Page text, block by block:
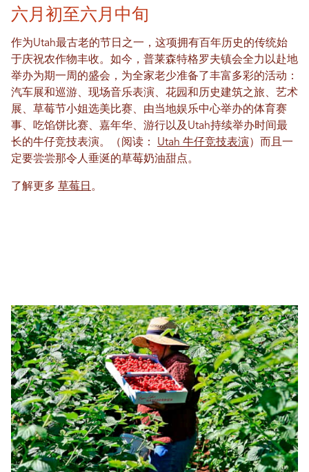
六月初至六月中旬
作为Utah最古老的节日之一，这项拥有百年历史的传统始
于庆祝农作物丰收。如今，普莱森特格罗夫镇会全力以赴地
举办为期一周的盛会，为全家老少准备了丰富多彩的活动：
汽车展和巡游、现场音乐表演、花园和历史建筑之旅、艺术
展、草莓节小姐选美比赛、由当地娱乐中心举办的体育赛
事、吃馅饼比赛、嘉年华、游行以及Utah持续举办时间最
长的牛仔竞技表演。（阅读： Utah 牛仔竞技表演 ）而且一
定要尝尝那令人垂涎的草莓奶油甜点。
了解更多 草莓日 。